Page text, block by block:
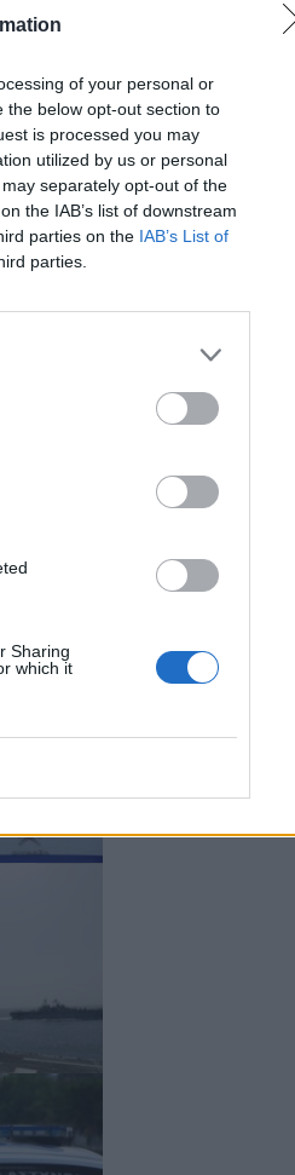
of your personal or
the below opt-out section to
is processed you may
utilized by us or personal
separately opt-out of the
the IAB’s list of downstream
parties on the IAB’s List of
parties.
Sharing
which it